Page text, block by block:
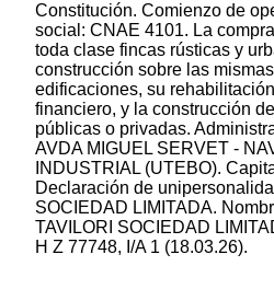
Constitución. Comienzo de
social: CNAE 4101. La
toda clase fincas rústicas y
construcción sobre las
edificaciones, su
financiero, y la construcción
públicas o privadas.
AVDA MIGUEL SERVET -
INDUSTRIAL (UTEBO).
Declaración de
SOCIEDAD LIMITADA.
TAVILORI SOCIEDAD
H Z 77748, I/A 1 (18.03.26).